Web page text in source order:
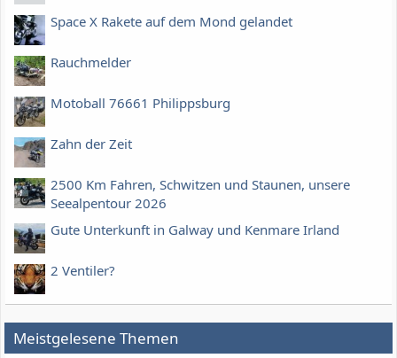
Space X Rakete auf dem Mond gelandet
Rauchmelder
Motoball 76661 Philippsburg
Zahn der Zeit
2500 Km Fahren, Schwitzen und Staunen, unsere
Seealpentour 2026
Gute Unterkunft in Galway und Kenmare Irland
2 Ventiler?
Meistgelesene Themen